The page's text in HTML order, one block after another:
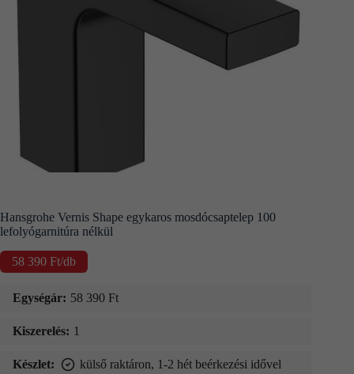
Árajánlatkérés
Hansgrohe Vernis Shape egykaros mosdócsaptelep 100
lefolyógarnitúra nélkül
58 390 Ft/db
Egységár: 58 390 Ft
Kiszerelés: 1
Készlet: külső raktáron, 1-2 hét beérkezési idővel